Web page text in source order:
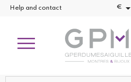
Help and contact € 